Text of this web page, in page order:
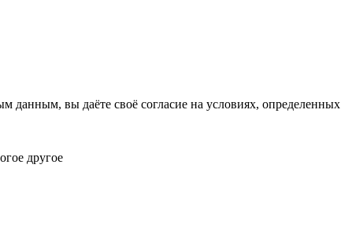
данным, вы даёте своё согласие на условиях, определенных
другое